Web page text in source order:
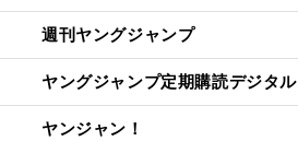
週刊ヤングジャンプ
ヤングジャンプ定期購読デジタル
ヤンジャン！